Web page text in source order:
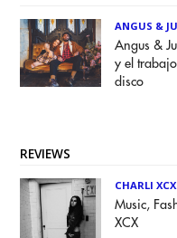
ANGUS &
Angus &
y el
disco
REVIEWS
CHARLI XCX
Music,
XCX